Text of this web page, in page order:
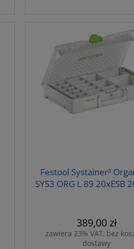
Festool Systainer³
SYS3 ORG L 89 20xESB
389,00 zł
zawiera 23% VAT, bez
dostawy